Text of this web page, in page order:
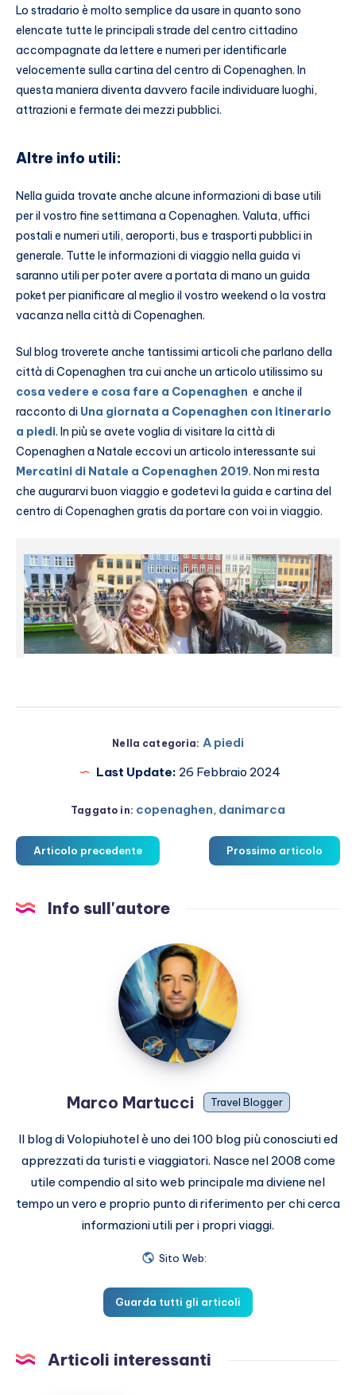
Lo stradario è molto semplice da usare in quanto sono
elencate tutte le principali strade del centro cittadino
accompagnate da lettere e numeri per identificarle
velocemente sulla cartina del centro di Copenaghen. In
questa maniera diventa davvero facile individuare luoghi,
attrazioni e fermate dei mezzi pubblici.
Altre info utili:
Nella guida trovate anche alcune informazioni di base utili
per il vostro fine settimana a Copenaghen. Valuta, uffici
postali e numeri utili, aeroporti, bus e trasporti pubblici in
generale. Tutte le informazioni di viaggio nella guida vi
saranno utili per poter avere a portata di mano un guida
poket per pianificare al meglio il vostro weekend o la vostra
vacanza nella città di Copenaghen.
Sul blog troverete anche tantissimi articoli che parlano della
città di Copenaghen tra cui anche un articolo utilissimo su
cosa vedere e cosa fare a Copenaghen e anche il
racconto di Una giornata a Copenaghen con itinerario
a piedi. In più se avete voglia di visitare la città di
Copenaghen a Natale eccovi un articolo interessante sui
Mercatini di Natale a Copenaghen 2019. Non mi resta
che augurarvi buon viaggio e godetevi la guida e cartina del
centro di Copenaghen gratis da portare con voi in viaggio.
Nella categoria: A piedi
Last Update: 26 Febbraio 2024
Taggato in: copenaghen, danimarca
Articolo precedente Prossimo articolo
Info sull'autore
Marco
Martucci
Marco Martucci Travel Blogger
Il blog di Volopiuhotel è uno dei 100 blog più conosciuti ed
apprezzati da turisti e viaggiatori. Nasce nel 2008 come
utile compendio al sito web principale ma diviene nel
tempo un vero e proprio punto di riferimento per chi cerca
informazioni utili per i propri viaggi.
Sito Web:
Guarda tutti gli articoli
Articoli interessanti